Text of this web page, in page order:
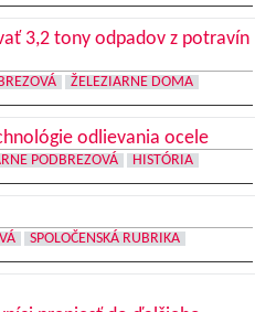
3,2 tony odpadov z potravín
ŽELEZIARNE DOMA
odlievania ocele
PODBREZOVÁ HISTÓRIA
SPOLOČENSKÁ RUBRIKA